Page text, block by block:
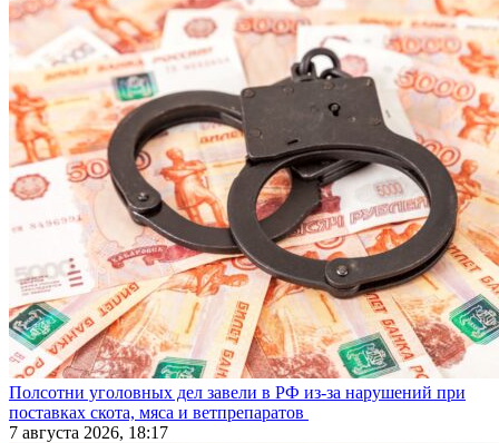
Полсотни уголовных дел завели в РФ из-за нарушений при
поставках скота, мяса и ветпрепаратов
7 августа 2026, 18:17